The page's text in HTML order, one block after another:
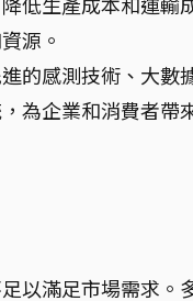
源。
的感測技術、大數
為企業和消費者帶
以滿足市場需求。